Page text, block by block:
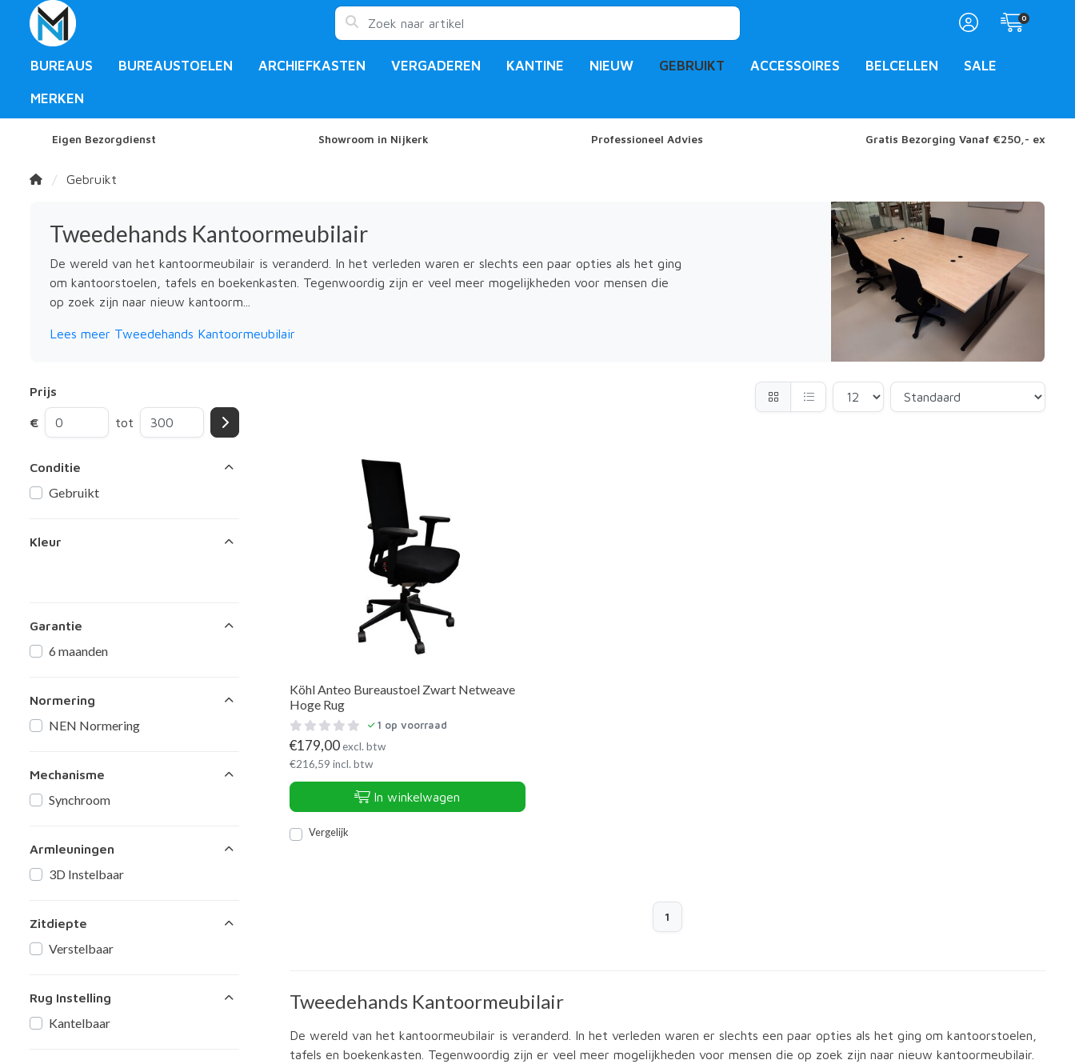
0
BUREAUS BUREAUSTOELEN ARCHIEFKASTEN VERGADEREN KANTINE NIEUW GEBRUIKT ACCESSOIRES BELCELLEN SALE
MERKEN
Eigen Bezorgdienst Showroom in Nijkerk Professioneel Advies Gratis Bezorging Vanaf €250,- ex
Gebruikt
Tweedehands Kantoormeubilair
De wereld van het kantoormeubilair is veranderd. In het verleden waren er slechts een paar opties als het ging
om kantoorstoelen, tafels en boekenkasten. Tegenwoordig zijn er veel meer mogelijkheden voor mensen die
op zoek zijn naar nieuw kantoorm...
Lees meer Tweedehands Kantoormeubilair
Prijs
€ tot
Conditie
Gebruikt
Kleur
Garantie
6 maanden
Normering
NEN Normering
Mechanisme
Synchroom
Armleuningen
3D Instelbaar
Zitdiepte
Verstelbaar
Rug Instelling
Kantelbaar
Köhl Anteo Bureaustoel Zwart Netweave
Hoge Rug
1 op voorraad
€179,00excl. btw
€216,59 incl. btw
In winkelwagen
Vergelijk
1
Tweedehands Kantoormeubilair
De wereld van het kantoormeubilair is veranderd. In het verleden waren er slechts een paar opties als het ging om kantoorstoelen,
tafels en boekenkasten. Tegenwoordig zijn er veel meer mogelijkheden voor mensen die op zoek zijn naar nieuw kantoormeubilair.